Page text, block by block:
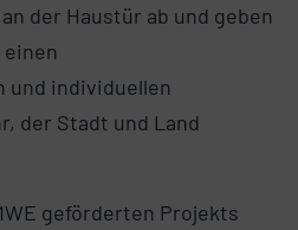
der Haustür ab und geben
und individuellen
der Stadt und Land
geförderten Projekts